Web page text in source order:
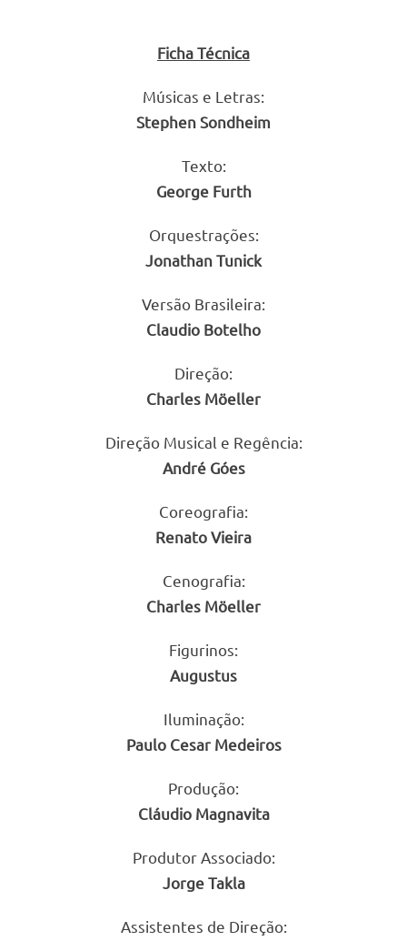
Ficha Técnica
Músicas e Letras:
Stephen Sondheim
Texto:
George Furth
Orquestrações:
Jonathan Tunick
Versão Brasileira:
Claudio Botelho
Direção:
Charles Möeller
Direção Musical e Regência:
André Góes
Coreografia:
Renato Vieira
Cenografia:
Charles Möeller
Figurinos:
Augustus
Iluminação:
Paulo Cesar Medeiros
Produção:
Cláudio Magnavita
Produtor Associado:
Jorge Takla
Assistentes de Direção: